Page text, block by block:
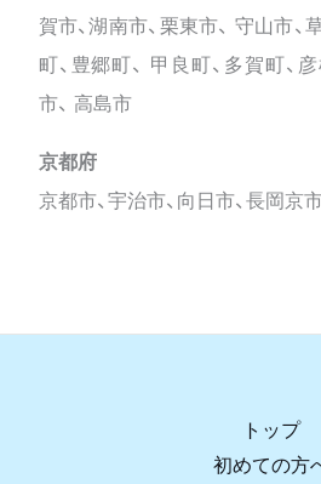
賀市、湖南市、栗東市、 守山市、
町、豊郷町、 甲良町、多賀町、
市、 高島市
京都府
京都市、宇治市、向日市、長岡京
トップ
初めての方